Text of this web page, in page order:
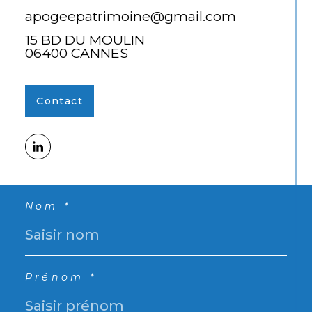
Nom *
Prénom *
apogeepatrimoine@gmail.com
15 BD DU MOULIN
06400 CANNES
Contact